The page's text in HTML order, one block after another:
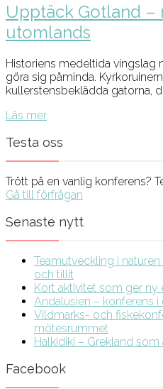
Upptäck Gotland –
utomlands
Historiens medeltida vingslag
göra sig påminda.
kullerstensbeklädda gatorna,
Läs mer
Testa oss
Trött på en vanlig konferens?
Gå till förfrågan
Senaste nytt
Teamutveckling i
och tillit
Kort aktivitet som ger ny
Andalusien – konferens i
Vildmarks- och
mötesrummet
Halkidiki – Grekland som
Facebook